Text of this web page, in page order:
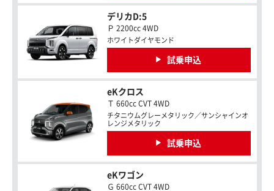
デリカD:5
Ｐ 2200cc 4WD
ホワイトダイヤモンド
試乗申込
eKクロス
Ｔ 660cc CVT 4WD
チタニウムグレーメタリック／サンシャインオ
レンジメタリック
試乗申込
eKワゴン
Ｇ 660cc CVT 4WD